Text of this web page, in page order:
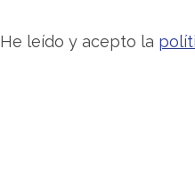
He leído y acepto la